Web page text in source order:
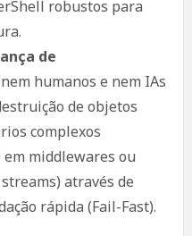
robustos para
de
humanos e nem IAs
de objetos
complexos
em middlewares ou
através de
rápida (Fail-Fast).